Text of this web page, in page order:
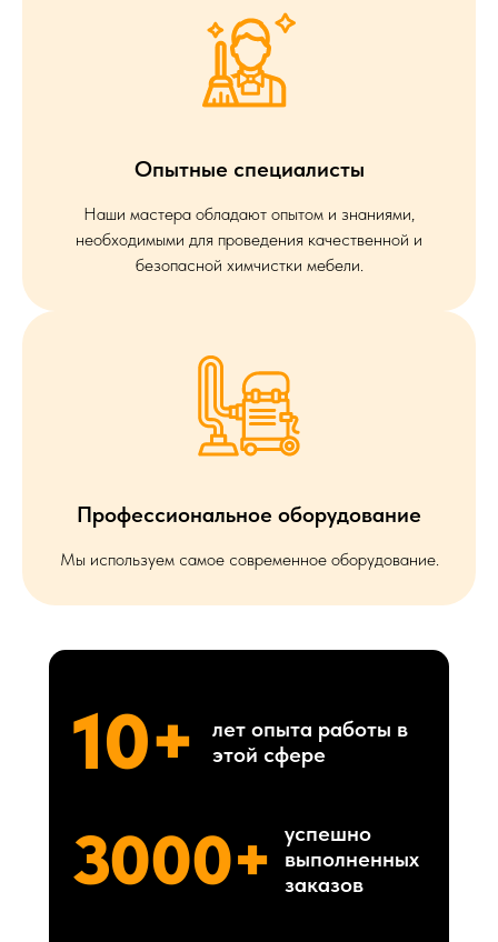
Опытные специалисты
Наши мастера обладают опытом и знаниями,
необходимыми для проведения качественной и
безопасной химчистки мебели.
Профессиональное оборудование
Мы используем самое современное оборудование.
10+
лет опыта работы в
этой сфере
3000+
успешно
выполненных
заказов